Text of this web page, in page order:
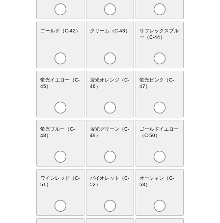
ゴールド（C-42） クリーム（C-43）
リフレックスブル
ー（C-44）
蛍光イエロー（C-
45）
蛍光オレンジ（C-
46）
蛍光ピンク（C-
47）
蛍光ブルー（C-
48）
蛍光グリーン（C-
49）
ゴールドイエロー
（C-50）
ワインレッド（C-
51）
バイオレット（C-
52）
オーシャン（C-
53）